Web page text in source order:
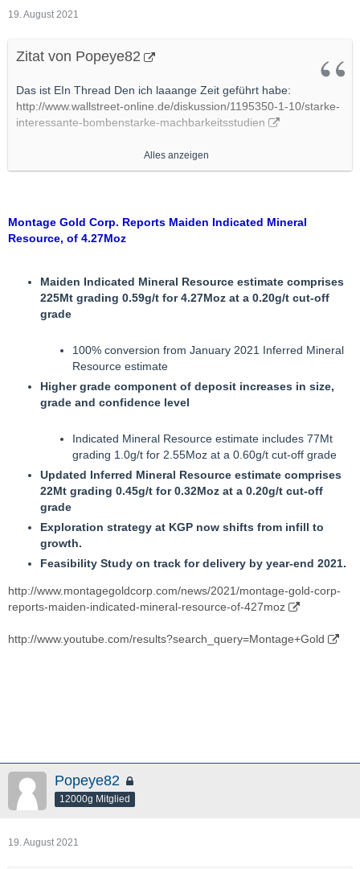
19. August 2021
Zitat von Popeye82
Das ist EIn Thread Den ich laaange Zeit geführt habe:
http://www.wallstreet-online.de/diskussion/1195350-1-10/starke-
interessante-bombenstarke-machbarkeitsstudien
Den nachdem auf "WO" gesperrt wurde dankenswerterweise
Da sind Mehrere zu nennen, aber Allen voran "Rolleg".
Nachdem Die MODs Den vor ca. 1 Monat dicht gemacht haben,
und als für Mich Gipfel mit Der Begründung "Spam", habe ich
gänzlich verloren.
Kurze Rede, und Kein SInn:
hin- und wieder was "reinposten".
Als Erstes:
Montage Gold PEA
http://www.montagegoldcorp.com/news/2021/montage-
announces-kon-gold-project-pea-with-after-tax-npv-of-652m-
and-31-irr
aber Das wird VERMUTLICH EIn Künftiger Produzent werden
denke ich.
Alles anzeigen
Montage Gold Corp. Reports Maiden Indicated Mineral
Resource, of 4.27Moz
Maiden Indicated Mineral Resource estimate comprises
225Mt grading 0.59g/t for 4.27Moz at a 0.20g/t cut-off
grade
100% conversion from January 2021 Inferred Mineral
Resource estimate
Higher grade component of deposit increases in size,
grade and confidence level
Indicated Mineral Resource estimate includes 77Mt
grading 1.0g/t for 2.55Moz at a 0.60g/t cut-off grade
Updated Inferred Mineral Resource estimate comprises
22Mt grading 0.45g/t for 0.32Moz at a 0.20g/t cut-off
grade
Exploration strategy at KGP now shifts from infill to
growth.
Feasibility Study on track for delivery by year-end 2021.
http://www.montagegoldcorp.com/news/2021/montage-gold-corp-
reports-maiden-indicated-mineral-resource-of-427moz
http://www.youtube.com/results?search_query=Montage+Gold
Popeye82
12000g Mitglied
19. August 2021